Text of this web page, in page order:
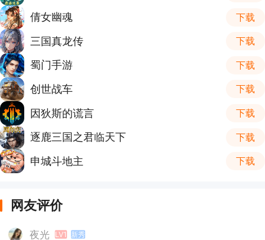
倩女幽魂 下载
三国真龙传 下载
蜀门手游 下载
创世战车 下载
因狄斯的谎言 下载
逐鹿三国之君临天下 下载
申城斗地主 下载
网友评价
夜光 LV1 新秀